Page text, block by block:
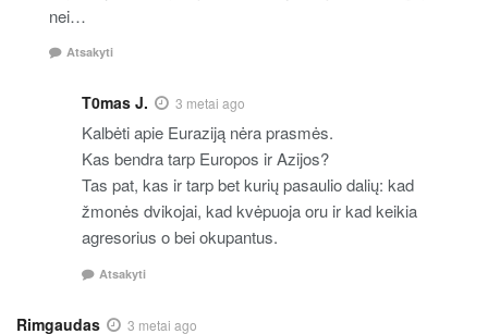
nei…
Atsakyti
T0mas J. 3 metai ago
Kalbėti apie Euraziją nėra prasmės.
Kas bendra tarp Europos ir Azijos?
Tas pat, kas ir tarp bet kurių pasaulio dalių: kad
žmonės dvikojai, kad kvėpuoja oru ir kad keikia
agresorius o bei okupantus.
Atsakyti
Rimgaudas 3 metai ago